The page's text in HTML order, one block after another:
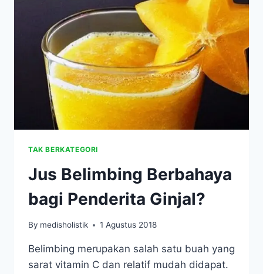
UNTUK
GINJAL
TAK BERKATEGORI
Jus Belimbing Berbahaya
bagi Penderita Ginjal?
By medisholistik 1 Agustus 2018
Belimbing merupakan salah satu buah yang
sarat vitamin C dan relatif mudah didapat.